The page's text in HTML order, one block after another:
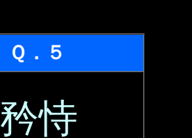
Ｑ．５
矜恃